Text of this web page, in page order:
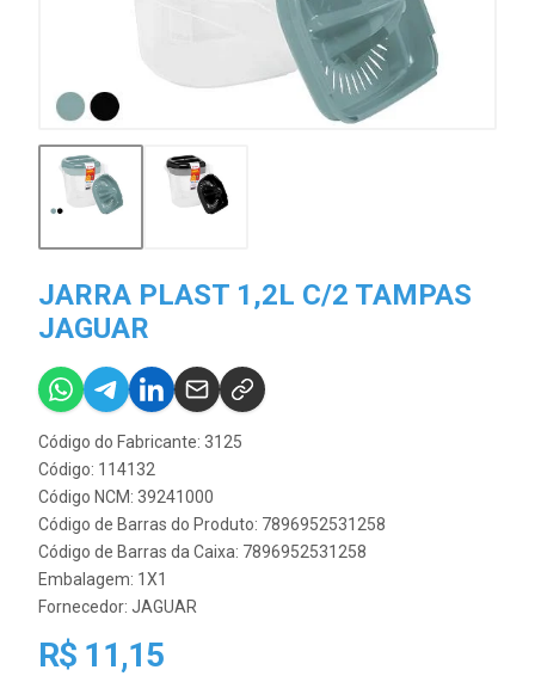
JARRA PLAST 1,2L C/2 TAMPAS
JAGUAR
Código do Fabricante: 3125
Código: 114132
Código NCM: 39241000
Código de Barras do Produto: 7896952531258
Código de Barras da Caixa: 7896952531258
Embalagem: 1X1
Fornecedor: JAGUAR
R$ 11,15